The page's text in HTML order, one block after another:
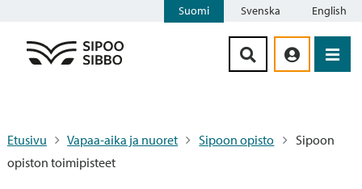
Suomi Svenska English
Etusivu Vapaa-aika ja nuoret Sipoon opisto
Sipoon
opiston toimipisteet